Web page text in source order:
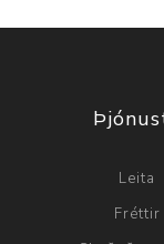
Leita
Fréttir